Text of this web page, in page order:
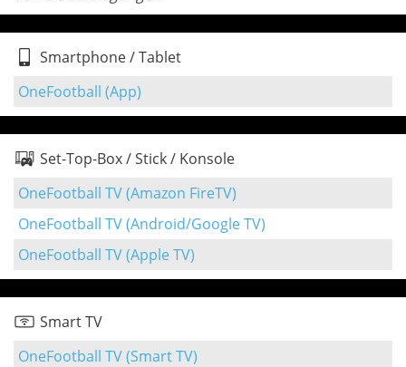
Smartphone / Tablet
OneFootball (App)
Set-Top-Box / Stick / Konsole
OneFootball TV (Amazon FireTV)
OneFootball TV (Android/Google TV)
OneFootball TV (Apple TV)
Smart TV
OneFootball TV (Smart TV)